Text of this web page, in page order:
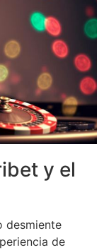
y el
desmiente
de